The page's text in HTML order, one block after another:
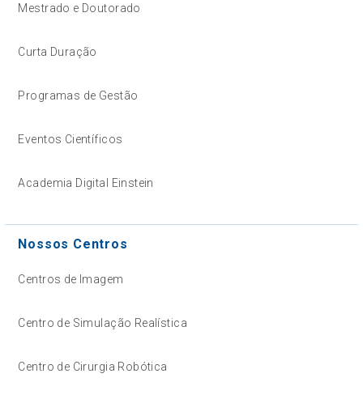
Mestrado e Doutorado
Curta Duração
Programas de Gestão
Eventos Científicos
Academia Digital Einstein
Nossos Centros
Centros de Imagem
Centro de Simulação Realística
Centro de Cirurgia Robótica